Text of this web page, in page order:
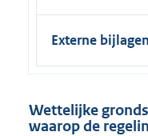
Externe bijlagen
Wettelijke
waarop de